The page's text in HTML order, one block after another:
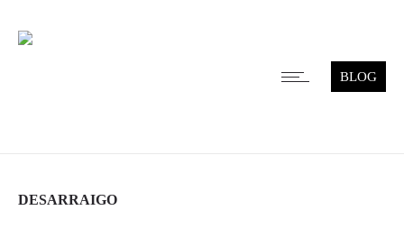
BLOG
DESARRAIGO